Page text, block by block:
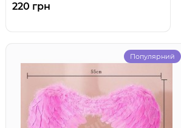
220 грн
Популярний